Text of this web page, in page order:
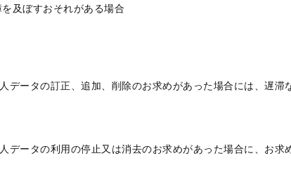
及ぼすおそれがある場合
ータの訂正、追加、削除のお求めがあった場合には、遅滞
ータの利用の停止又は消去のお求めがあった場合に、お求